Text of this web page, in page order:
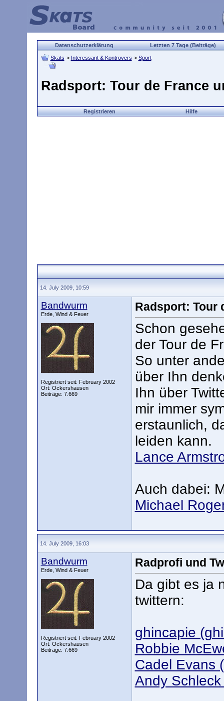
Datenschutzerklärung Letzten 7 Tage (Beiträge)
Skats > Interessant & Kontrovers > Sport
Radsport: Tour de France
Registrieren Hilfe
14. July 2009, 10:59
Bandwurm
Erde, Wind & Feuer
Registriert seit: February 2002
Ort: Ockershausen
Beiträge: 7.669
Radsport: Tour
Schon
der Tour de
So unter
über Ihn
Ihn über
mir immer
erstaunlich,
leiden kann.
Lance
Auch dabei:
Michael
14. July 2009, 16:03
Bandwurm
Erde, Wind & Feuer
Registriert seit: February 2002
Ort: Ockershausen
Beiträge: 7.669
Radprofi und
Da gibt es ja
twittern:
ghincapie
Robbie
Cadel Evans
Andy